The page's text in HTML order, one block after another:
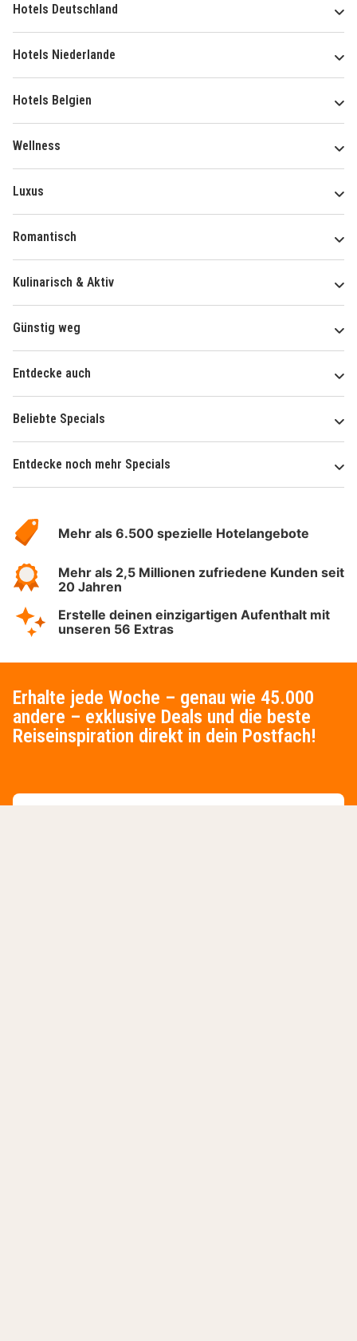
Hotels Deutschland
Hotels Niederlande
Hotels Belgien
Wellness
Luxus
Romantisch
Kulinarisch & Aktiv
Günstig weg
Entdecke auch
Beliebte Specials
Entdecke noch mehr Specials
Hotelspecials
Mehr als 6.500 spezielle Hotelangebote
Mehr als 2,5 Millionen zufriedene Kunden seit
20 Jahren
Erstelle deinen einzigartigen Aufenthalt mit
unseren 56 Extras
Erhalte jede Woche – genau wie 45.000
andere – exklusive Deals und die beste
Reiseinspiration direkt in dein Postfach!